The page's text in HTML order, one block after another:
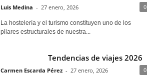
Luis Medina - 27 enero, 2026 0
La hostelería y el turismo constituyen uno de los
pilares estructurales de nuestra...
Tendencias de viajes 2026
Carmen Escarda Pérez - 27 enero, 2026 0